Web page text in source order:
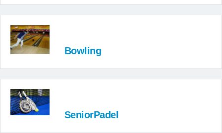
Bowling
SeniorPadel